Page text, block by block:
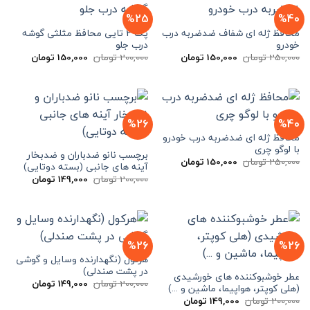
%40
محافظ ژله ای شفاف ضد‌ضربه درب
خودرو
250,000تومان قیمت
اصلی
150,000 تومانقیمت
فعلی
%25
پک 2 تایی محافظ مثلثی گوشه
درب جلو
200,000تومان قیمت
اصلی
150,000 تومانقیمت
فعلی
%40
محافظ ژله ای ضد‌ضربه درب خودرو
با لوگو چری
250,000تومان قیمت
اصلی
150,000 تومانقیمت
فعلی
150,000 تومان
%26
برچسب نانو ضدباران و ضدبخار
آینه های جانبی (بسته دوتایی)
200,000تومان قیمت
اصلی
149,000 تومانقیمت
فعلی
%26
عطر خوشبوکننده های خورشیدی
(هلی کوپتر، هواپیما، ماشین و …)
200,000تومان قیمت
149,000 تومانقیمت
%26
هرکول (نگهدارنده وسایل و گوشی
در پشت صندلی)
200,000تومان قیمت
اصلی
149,000 تومانقیمت
فعلی